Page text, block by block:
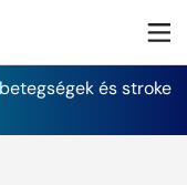
és stroke